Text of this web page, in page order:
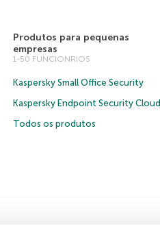
Produtos para pequenas
empresas
1-50 FUNCIONRIOS
Kaspersky Small Office Security
Kaspersky Endpoint Security Cloud
Todos os produtos